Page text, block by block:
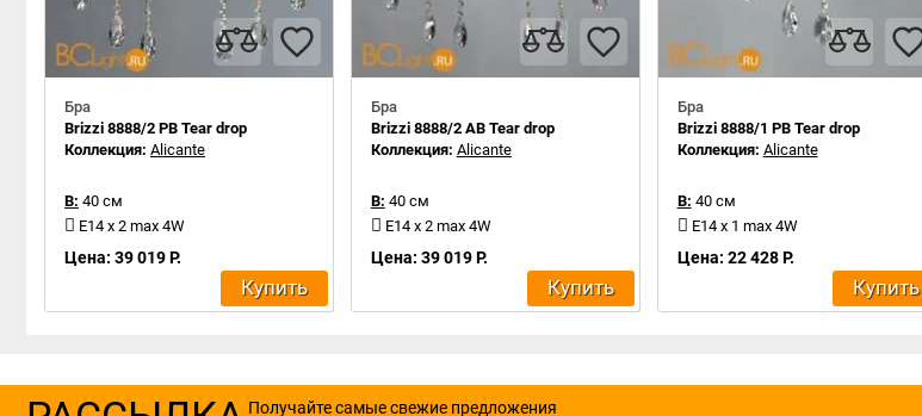
Бра
Brizzi 8888/2 PB Tear drop
Коллекция: Alicante
В: 40 см
E14 x 2 max 4W
Цена: 39 019 Р.
Купить
Бра
Brizzi 8888/2 AB Tear drop
Коллекция: Alicante
В: 40 см
E14 x 2 max 4W
Цена: 39 019 Р.
Купить
Бра
Brizzi 8888/1 PB Tear drop
Коллекция: Alicante
В: 40 см
E14 x 1 max 4W
Цена: 22 428 Р.
Купить
Получайте самые свежие предложения